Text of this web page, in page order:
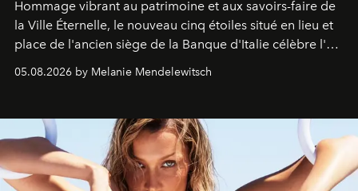
Hommage vibrant au patrimoine et aux savoirs-faire de
la Ville Éternelle, le nouveau cinq étoiles situé en lieu et
place de l'ancien siège de la Banque d'Italie célèbre l'art
de vivre Romain dans toute son élégance intemporelle.
05.08.2026 by Melanie Mendelewitsch